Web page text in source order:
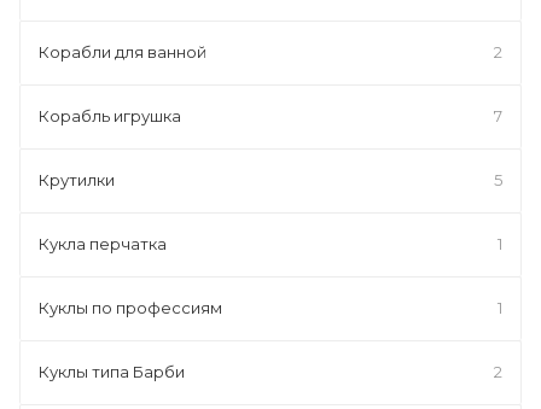
Корабли для ванной 2
Корабль игрушка 7
Крутилки 5
Кукла перчатка 1
Куклы по профессиям 1
Куклы типа Барби 2